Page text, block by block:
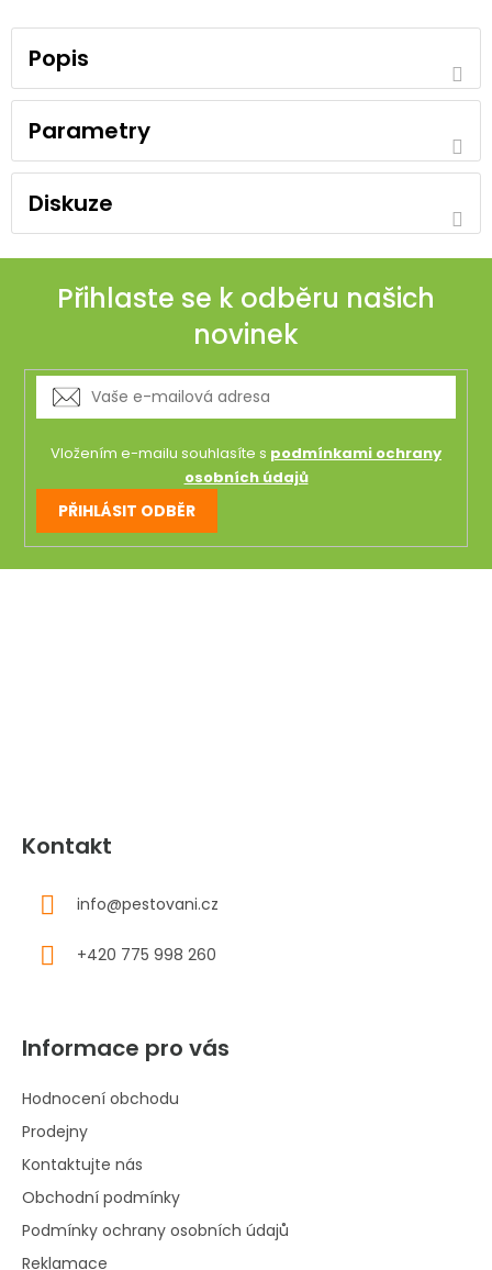
Popis
Parametry
Diskuze
Přihlaste se k odběru našich
novinek
Vložením e-mailu souhlasíte s podmínkami ochrany
osobních údajů
PŘIHLÁSIT ODBĚR
Kontakt
info@pestovani.cz
+420 775 998 260
Informace pro vás
Hodnocení obchodu
Prodejny
Kontaktujte nás
Obchodní podmínky
Podmínky ochrany osobních údajů
Reklamace